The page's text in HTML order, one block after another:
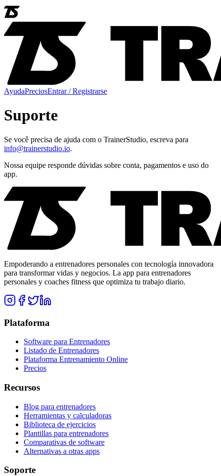
AyudaPreciosEntrar / Registrarse
Suporte
Se você precisa de ajuda com o TrainerStudio, escreva para
info@trainerstudio.io.
Nossa equipe responde dúvidas sobre conta, pagamentos e uso do
app.
Empoderando a entrenadores personales con tecnología innovadora
para transformar vidas y negocios. La app para entrenadores
personales y coaches fitness que optimiza tu trabajo diario.
Plataforma
Software para Entrenadores
Listado de Entrenadores
Plataforma Entrenamiento Online
Precios
Recursos
Blog para entrenadores
Herramientas y calculadoras
Biblioteca de ejercicios
Plantillas para entrenadores
Comparativas de software
Alternativas a otras apps
Soporte